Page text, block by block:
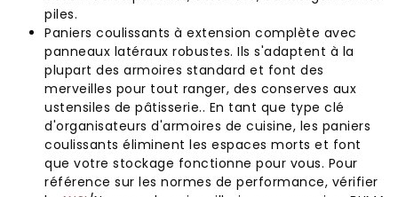
piles.
Paniers coulissants à extension complète avec
panneaux latéraux robustes. Ils s'adaptent à la
plupart des armoires standard et font des
merveilles pour tout ranger, des conserves aux
ustensiles de pâtisserie.. En tant que type clé
d'organisateurs d'armoires de cuisine, les paniers
coulissants éliminent les espaces morts et font
que votre stockage fonctionne pour vous. Pour
référence sur les normes de performance, vérifier